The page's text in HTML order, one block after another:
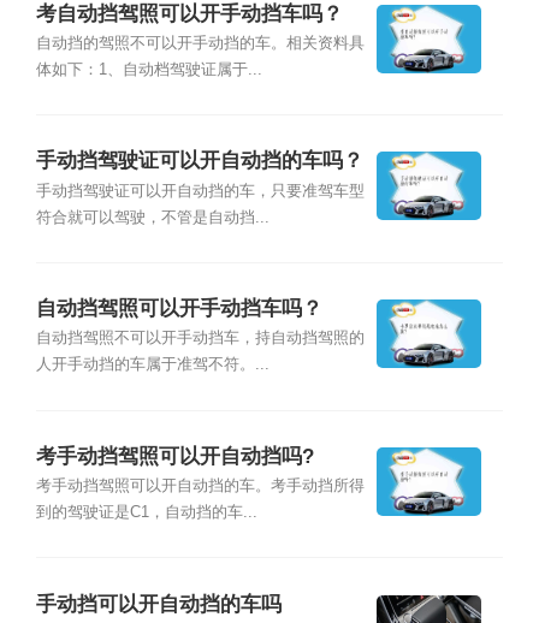
考自动挡驾照可以开手动挡车吗？
自动挡的驾照不可以开手动挡的车。相关资料具
体如下：1、自动档驾驶证属于...
手动挡驾驶证可以开自动挡的车吗？
手动挡驾驶证可以开自动挡的车，只要准驾车型
符合就可以驾驶，不管是自动挡...
自动挡驾照可以开手动挡车吗？
自动挡驾照不可以开手动挡车，持自动挡驾照的
人开手动挡的车属于准驾不符。...
考手动挡驾照可以开自动挡吗?
考手动挡驾照可以开自动挡的车。考手动挡所得
到的驾驶证是C1，自动挡的车...
手动挡可以开自动挡的车吗